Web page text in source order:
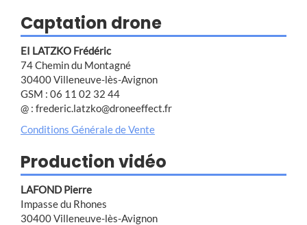
Captation drone
EI LATZKO Frédéric
74 Chemin du Montagné
30400 Villeneuve-lès-Avignon
GSM : 06 11 02 32 44
@ : frederic.latzko@droneeffect.fr
Conditions Générale de Vente
Production vidéo
LAFOND Pierre
Impasse du Rhones
30400 Villeneuve-lès-Avignon